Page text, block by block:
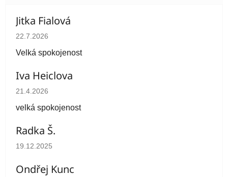
Jitka Fialová
Hodnocení obchodu je 5 z 5 hvězdiček.
22.7.2026
Velká spokojenost
Iva Heiclova
Hodnocení obchodu je 5 z 5 hvězdiček.
21.4.2026
velká spokojenost
Radka Š.
Hodnocení obchodu je 5 z 5 hvězdiček.
19.12.2025
Ondřej Kunc